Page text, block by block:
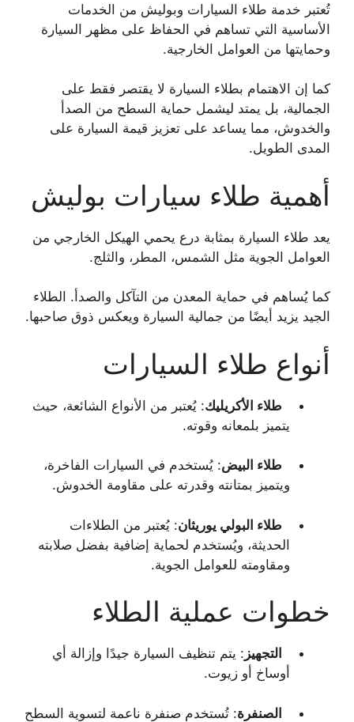
تُعتبر خدمة طلاء السيارات وبوليش من الخدمات
الأساسية التي تساهم في الحفاظ على مظهر السيارة
وحمايتها من العوامل الخارجية.
كما إن الاهتمام بطلاء السيارة لا يقتصر فقط على
الجمالية، بل يمتد ليشمل حماية السطح من الصدأ
والخدوش، مما يساعد على تعزيز قيمة السيارة على
المدى الطويل.
أهمية طلاء سيارات بوليش
يعد طلاء السيارة بمثابة درع يحمي الهيكل الخارجي من
العوامل الجوية مثل الشمس، المطر، والثلج.
كما يُساهم في حماية المعدن من التآكل والصدأ. الطلاء
الجيد يزيد أيضًا من جمالية السيارة ويعكس ذوق صاحبها.
أنواع طلاء السيارات
طلاء الأكريليك: يُعتبر من الأنواع الشائعة، حيث
يتميز بلمعانه وقوته.
طلاء البيض: يُستخدم في السيارات الفاخرة،
ويتميز بمتانته وقدرته على مقاومة الخدوش.
طلاء البولي يوريثان: يُعتبر من الطلاءات
الحديثة، ويُستخدم لحماية إضافية بفضل صلابته
ومقاومته للعوامل الجوية.
خطوات عملية الطلاء
التجهيز : يتم تنظيف السيارة جيدًا وإزالة أي
أوساخ أو زيوت.
الصنفرة: تُستخدم صنفرة ناعمة لتسوية السطح